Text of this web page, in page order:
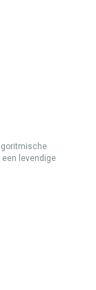
levendige